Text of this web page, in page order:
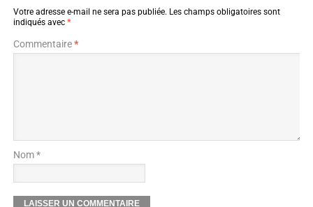
Votre adresse e-mail ne sera pas publiée. Les champs obligatoires sont
indiqués avec *
Commentaire*
Nom *